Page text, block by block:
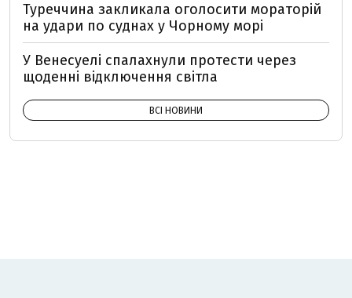
Туреччина закликала оголосити мораторій
на удари по суднах у Чорному морі
У Венесуелі спалахнули протести через
щоденні відключення світла
ВСІ НОВИНИ